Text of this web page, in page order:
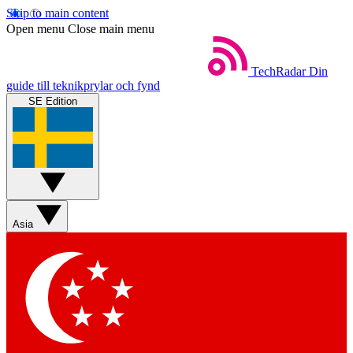
Skip to main content
Open menu Close main menu
TechRadar Din
guide till teknikprylar och fynd
SE Edition
Asia